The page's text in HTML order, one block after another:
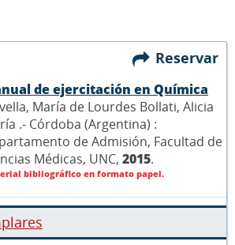
Reservar
de ejercitación en Química
María de Lourdes Bollati, Alicia
.- Córdoba (Argentina) :
de Admisión, Facultad de
Médicas, UNC, 2015.
bibliográfico en formato papel.